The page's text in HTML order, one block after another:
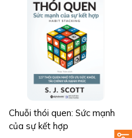
Chuỗi thói quen: Sức mạnh
của sự kết hợp